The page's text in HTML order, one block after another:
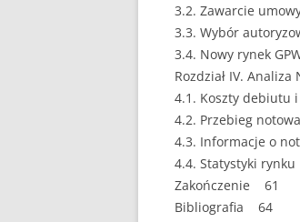
3.2. Zawarcie
3.3. Wybór
3.4. Nowy rynek
Rozdział IV.
4.1. Koszty debiutu
4.2. Przebieg
4.3. Informacje o
4.4. Statystyki
Zakończenie 61
Bibliografia 64